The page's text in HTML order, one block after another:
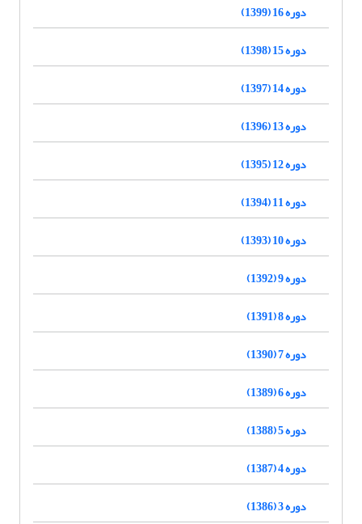
دوره 16 (1399)
دوره 15 (1398)
دوره 14 (1397)
دوره 13 (1396)
دوره 12 (1395)
دوره 11 (1394)
دوره 10 (1393)
دوره 9 (1392)
دوره 8 (1391)
دوره 7 (1390)
دوره 6 (1389)
دوره 5 (1388)
دوره 4 (1387)
دوره 3 (1386)